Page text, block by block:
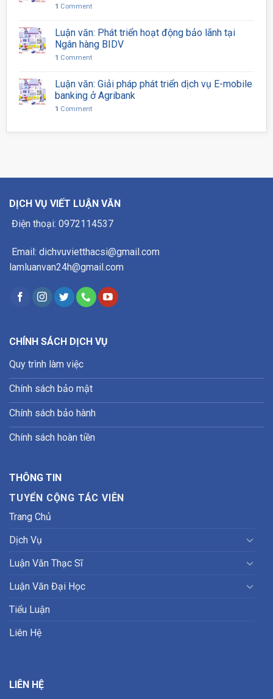
1 Comment
Luận văn: Phát triển hoạt động bảo lãnh tại
Ngân hàng BIDV
1 Comment
Luận văn: Giải pháp phát triển dịch vụ E-mobile
banking ở Agribank
1 Comment
DỊCH VỤ VIẾT LUẬN VĂN
Điện thoại: 0972114537
Email: dichvuvietthacsi@gmail.com
lamluanvan24h@gmail.com
CHÍNH SÁCH DỊCH VỤ
Quy trình làm việc
Chính sách bảo mật
Chính sách bảo hành
Chính sách hoàn tiền
THÔNG TIN
TUYỂN CỘNG TÁC VIÊN
Trang Chủ
Dịch Vụ
Luận Văn Thạc Sĩ
Luận Văn Đại Học
Tiểu Luận
Liên Hệ
LIÊN HỆ